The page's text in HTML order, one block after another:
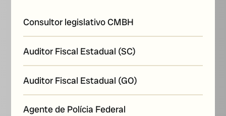
Consultor legislativo CMBH
Auditor Fiscal Estadual (SC)
Auditor Fiscal Estadual (GO)
Agente de Polícia Federal